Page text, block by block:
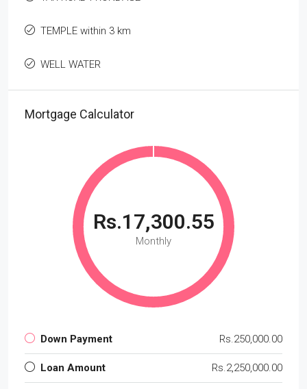
TEMPLE within 3 km
WELL WATER
Mortgage Calculator
Rs.17,300.55
Monthly
Down Payment Rs.250,000.00
Loan Amount Rs.2,250,000.00